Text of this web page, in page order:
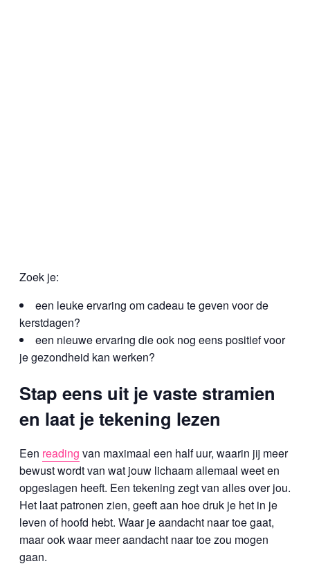
Zoek je:
een leuke ervaring om cadeau te geven voor de
kerstdagen?
een nieuwe ervaring die ook nog eens positief voor
je gezondheid kan werken?
Stap eens uit je vaste stramien
en laat je tekening lezen
Een reading van maximaal een half uur, waarin jij meer
bewust wordt van wat jouw lichaam allemaal weet en
opgeslagen heeft. Een tekening zegt van alles over jou.
Het laat patronen zien, geeft aan hoe druk je het in je
leven of hoofd hebt. Waar je aandacht naar toe gaat,
maar ook waar meer aandacht naar toe zou mogen
gaan.